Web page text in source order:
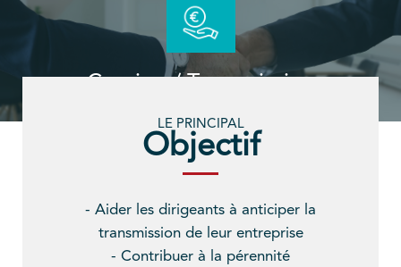
Cession / Transmission
LE PRINCIPAL
Objectif
- Aider les dirigeants à anticiper la
transmission de leur entreprise
- Contribuer à la pérennité